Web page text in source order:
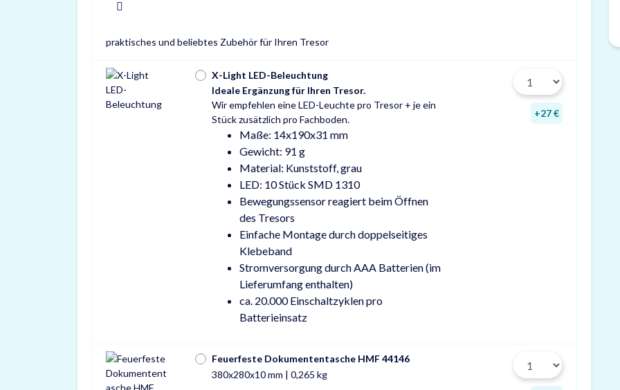
praktisches und beliebtes Zubehör für Ihren Tresor
X-Light LED-Beleuchtung
Ideale Ergänzung für Ihren Tresor.
Wir empfehlen eine LED-Leuchte pro Tresor + je ein
Stück zusätzlich pro Fachboden.
Maße: 14x190x31 mm
Gewicht: 91 g
Material: Kunststoff, grau
LED: 10 Stück SMD 1310
Bewegungssensor reagiert beim Öffnen
des Tresors
Einfache Montage durch doppelseitiges
Klebeband
Stromversorgung durch AAA Batterien (im
Lieferumfang enthalten)
ca. 20.000 Einschaltzyklen pro
Batterieinsatz
+27 €
Feuerfeste Dokumententasche HMF 44146
380x280x10 mm | 0,265 kg